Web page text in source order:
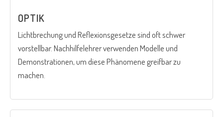
OPTIK
Lichtbrechung und Reflexionsgesetze sind oft schwer
vorstellbar. Nachhilfelehrer verwenden Modelle und
Demonstrationen, um diese Phänomene greifbar zu
machen.